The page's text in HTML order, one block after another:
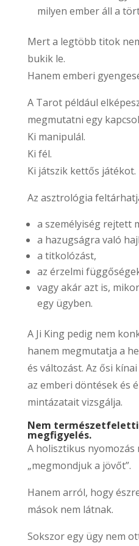
milyen ember áll a
Mert a legtöbb titok
bukik le.
Hanem emberi
A Tarot például
megmutatni egy
Ki manipulál.
Ki fél.
Ki játszik kettős játékot.
Az asztrológia
a személyiség rejtett
a hazugságra való
a titkolózást,
az érzelmi
vagy akár azt is,
egy ügyben.
A Ji King pedig nem
hanem megmutatja a
és változást. Az ősi
az emberi döntések és
mintázatait vizsgálja.
Nem
megfigyelés.
A holisztikus
„megmondjuk a jövőt”.
Hanem arról, hogy
mások nem látnak.
Sokszor egy ügy nem